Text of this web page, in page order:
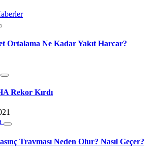
Ortalama Ne Kadar Yakıt Harcar?
Rekor Kırdı
Travması Neden Olur? Nasıl Geçer?